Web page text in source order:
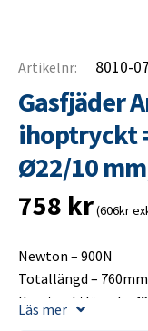
Artikelnr: 8010-
Gasfjäder
ihoptryckt
Ø22/10
758 kr(606kr
Newton – 900N
Totallängd – 760mm
Ihoptrycktlängd –
Läs mer